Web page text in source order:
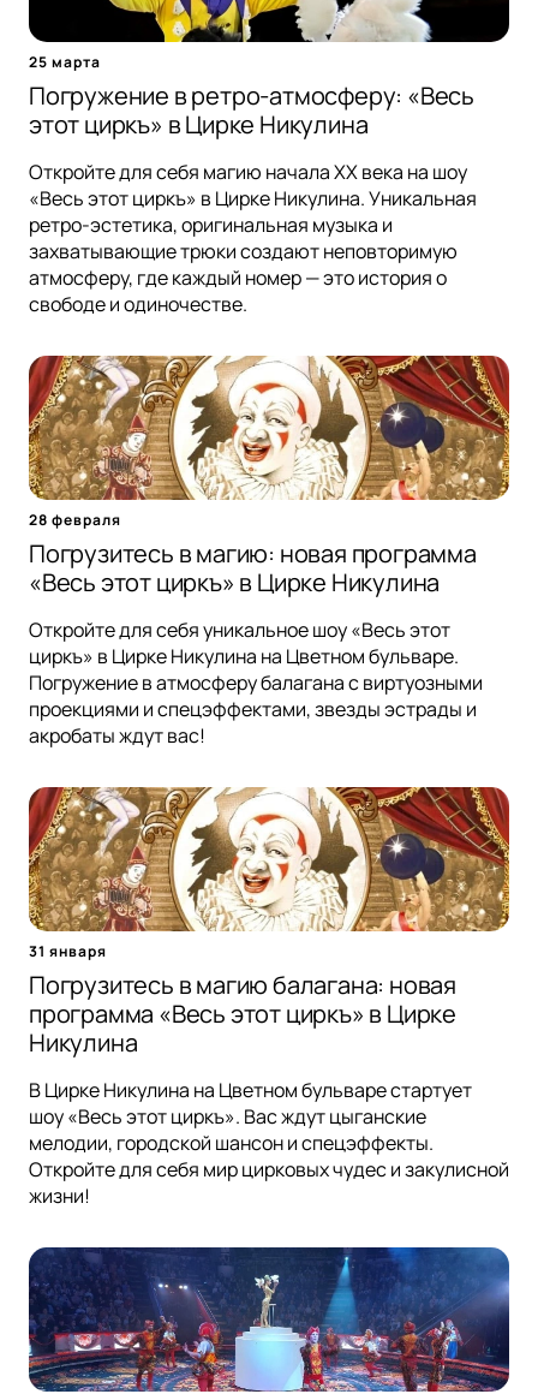
25 марта
Погружение в ретро-атмосферу: «Весь
этот циркъ» в Цирке Никулина
Откройте для себя магию начала XX века на шоу
«Весь этот циркъ» в Цирке Никулина. Уникальная
ретро-эстетика, оригинальная музыка и
захватывающие трюки создают неповторимую
атмосферу, где каждый номер — это история о
свободе и одиночестве.
28 февраля
Погрузитесь в магию: новая программа
«Весь этот циркъ» в Цирке Никулина
Откройте для себя уникальное шоу «Весь этот
циркъ» в Цирке Никулина на Цветном бульваре.
Погружение в атмосферу балагана с виртуозными
проекциями и спецэффектами, звезды эстрады и
акробаты ждут вас!
31 января
Погрузитесь в магию балагана: новая
программа «Весь этот циркъ» в Цирке
Никулина
В Цирке Никулина на Цветном бульваре стартует
шоу «Весь этот циркъ». Вас ждут цыганские
мелодии, городской шансон и спецэффекты.
Откройте для себя мир цирковых чудес и закулисной
жизни!